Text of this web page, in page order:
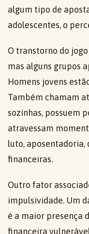
algum tipo de
adolescentes, o
O transtorno do
mas alguns grupos
Homens jovens
Também chamam
sozinhas, possuem
atravessam
luto, aposentadoria,
financeiras.
Outro fator
impulsividade. Um
é a maior presença
financeira